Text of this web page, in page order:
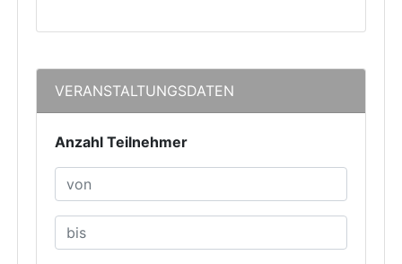
VERANSTALTUNGSDATEN
Anzahl Teilnehmer